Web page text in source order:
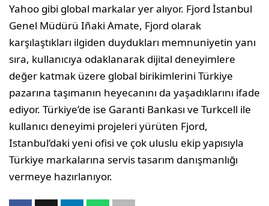
Yahoo gibi global markalar yer alıyor. Fjord İstanbul
Genel Müdürü Iñaki Amate, Fjord olarak
karşılaştıkları ilgiden duydukları memnuniyetin yanı
sıra, kullanıcıya odaklanarak dijital deneyimlere
değer katmak üzere global birikimlerini Türkiye
pazarına taşımanın heyecanını da yaşadıklarını ifade
ediyor. Türkiye’de ise Garanti Bankası ve Turkcell ile
kullanıcı deneyimi projeleri yürüten Fjord,
Istanbul’daki yeni ofisi ve çok uluslu ekip yapısıyla
Türkiye markalarına servis tasarım danışmanlığı
vermeye hazırlanıyor.